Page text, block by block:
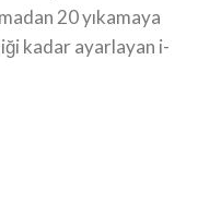
20 yıkamaya
kadar ayarlayan i-